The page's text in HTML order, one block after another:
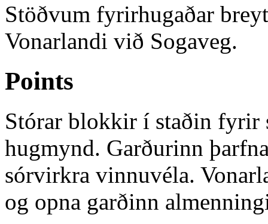
Stöðvum fyrirhugaðar
Vonarlandi við Sogaveg.
Points
Stórar blokkir í staðin fyrir
hugmynd. Garðurinn
sórvirkra vinnuvéla.
og opna garðinn